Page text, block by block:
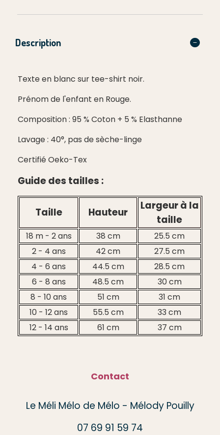
Description
Texte en blanc sur tee-shirt noir.
Prénom de l'enfant en Rouge.
Composition : 95 % Coton + 5 % Elasthanne
Lavage : 40°, pas de sèche-linge
Certifié Oeko-Tex
Guide des tailles :
Taille Hauteur
Largeur à la
taille
18 m - 2 ans 38 cm
25.5 cm
2 - 4 ans
42 cm
27.5 cm
4 - 6 ans
44.5 cm
28.5 cm
6 - 8 ans
48.5 cm
30 cm
8 - 10 ans
51 cm
31 cm
10 - 12 ans
55.5 cm
33 cm
12 - 14 ans
61 cm 37 cm
Contact
Le Méli Mélo de Mélo - Mélody Pouilly
07 69 91 59 74